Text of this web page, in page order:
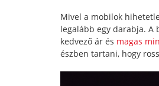
Mivel a mobilok
legalább egy darabja. A
kedvező ár és magas
észben tartani, hogy